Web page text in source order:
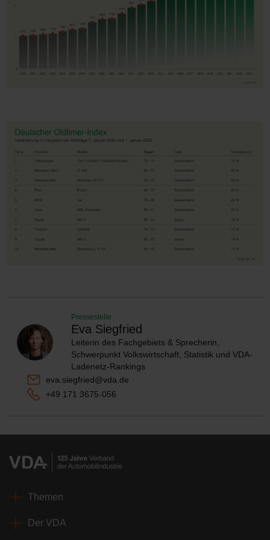
Pressestelle
Eva Siegfried
Leiterin des Fachgebiets & Sprecherin,
Schwerpunkt Volkswirtschaft, Statistik und VDA-
Ladenetz-Rankings
eva.siegfried@vda.de
+49 171 3675-056
Themen
Der VDA